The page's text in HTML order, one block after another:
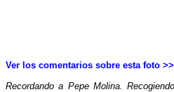
Ver los comentarios sobre esta foto >>
Recordando a Pepe Molina.